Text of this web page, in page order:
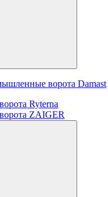
ворота Damast
Ryterna
ZAIGER